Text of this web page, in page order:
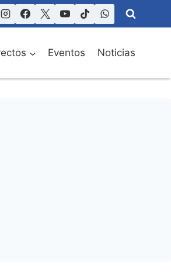
Eventos Noticias